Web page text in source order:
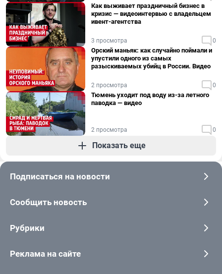
Как выживает праздничный бизнес в
кризис — видеоинтервью с владельцем
ивент-агентства
3 просмотра 0
Орский маньяк: как случайно поймали и
упустили одного из самых
разыскиваемых убийц в России. Видео
2 просмотра 0
Тюмень уходит под воду из-за летного
паводка — видео
2 просмотра 0
Показать еще
Подписаться на новости
Сообщить новость
Рубрики
Реклама на сайте